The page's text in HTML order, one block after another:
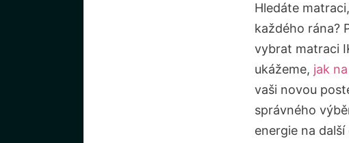
Hledáte
každého rána?
vybrat matraci
⁢ukážeme, jak na
vaši‌ novou
správného
energie na